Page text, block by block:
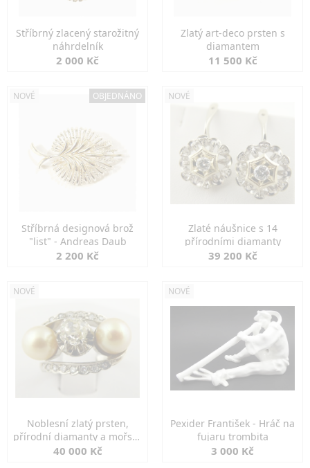
Stříbrný zlacený starožitný
náhrdelník
2 000 Kč
Zlatý art-deco prsten s
diamantem
11 500 Kč
NOVÉ OBJEDNÁNO
Stříbrná designová brož
"list" - Andreas Daub
2 200 Kč
NOVÉ
Zlaté náušnice s 14
přírodními diamanty
39 200 Kč
NOVÉ
Noblesní zlatý prsten,
přírodní diamanty a mořské
perly
40 000 Kč
NOVÉ
Pexider František - Hráč na
fujaru trombita
3 000 Kč